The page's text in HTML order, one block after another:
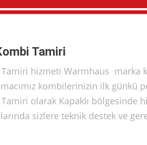
Tamiri
Tamiri hizmeti Warmhaus
kombilerinizin ilk günkü
olarak Kapaklı bölgesinde
sizlere teknik destek ve